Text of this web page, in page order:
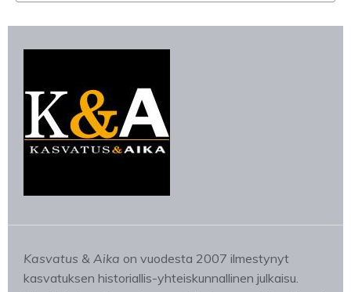
Kasvatus & Aika on vuodesta 2007 ilmestynyt
kasvatuksen historiallis-yhteiskunnallinen julkaisu.